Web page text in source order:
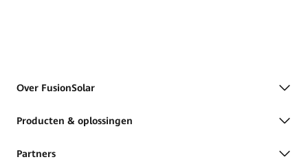
Over FusionSolar
Producten & oplossingen
Partners